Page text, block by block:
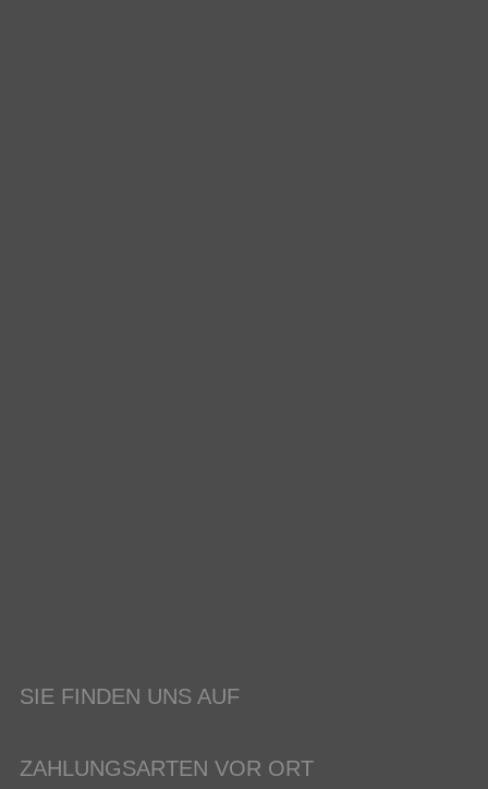
SIE FINDEN UNS AUF
ZAHLUNGSARTEN VOR ORT